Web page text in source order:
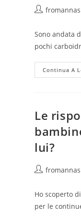
Autore
Sono andata
pochi
Continua A
Le
lui?
Autore
Ho scoperto
per le